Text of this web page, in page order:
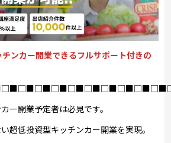
ンカー開業できるフルサポート付きの
ー開業予定者は必見です。
超低投資型キッチンカー開業を実現。